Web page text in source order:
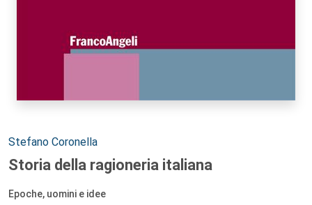
Autori:
Stefano Coronella
Storia della ragioneria italiana
Epoche, uomini e idee